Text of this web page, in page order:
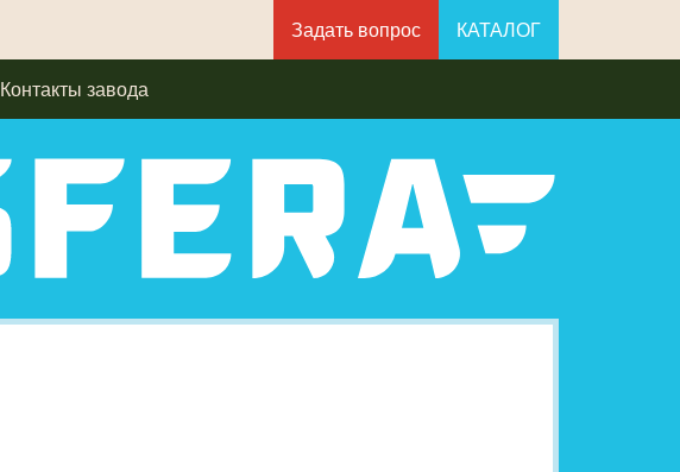
Задать вопрос КАТАЛОГ
Контакты завода